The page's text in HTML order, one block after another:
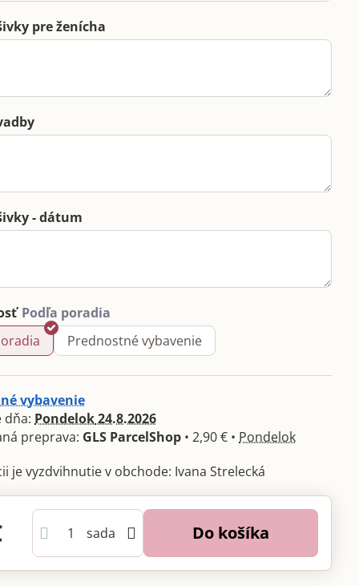
pre ženícha
- dátum
Prednostné vybavenie
vybavenie
dňa: Pondelok24.8.2026
GLS ParcelShop •2,90 € • Pondelok
Ivana Strelecká
sada Do košíka